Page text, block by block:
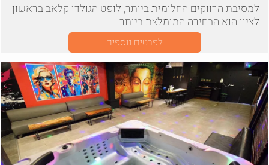
למסיבת הרווקים החלומית ביותר, לופט הגולדן קלאב בראשון
לציון הוא הבחירה המומלצת ביותר
לפרטים נוספים